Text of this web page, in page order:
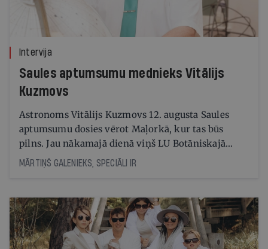
Intervija
Saules aptumsumu mednieks Vitālijs
Kuzmovs
Astronoms Vitālijs Kuzmovs 12. augusta Saules
aptumsumu dosies vērot Maļorkā, kur tas būs
pilns. Jau nākamajā dienā viņš LU Botāniskajā
dārzā lasīs lekciju Perseīdu naktī. Tās apmeklētāji
varēs vērot uz Zemi krītošos meteorus, vienlaikus
MĀRTIŅŠ GALENIEKS, SPECIĀLI IR